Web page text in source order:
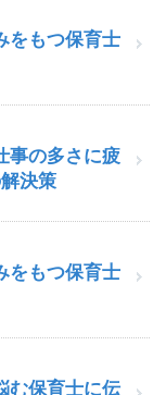
をもつ保育士
事の多さに疲
決策
をもつ保育士
む保育士に伝